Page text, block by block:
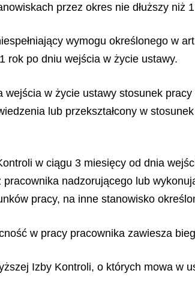
przez okres nie dłuższy niż
wymogu określonego w
rok po dniu wejścia w życie ustawy.
wejścia w życie ustawy stosunek
lub przekształcony w
w ciągu 3 miesięcy od dnia
nadzorującego lub
pracy, na inne stanowisko
w pracy pracownika zawiesza
Izby Kontroli, o których mowa w